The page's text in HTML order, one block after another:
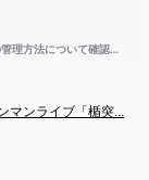
マンライブ「楯突...